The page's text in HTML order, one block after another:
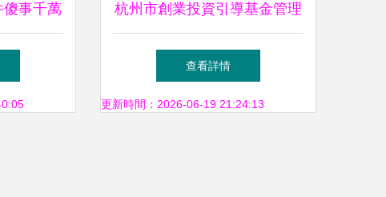
傻事千萬
，都要
杭州市創業投資引導基金管理
新政落地賦能項目投資與新質
生產力發展
查看詳情
更新時間：2026-06-19 21:24:13